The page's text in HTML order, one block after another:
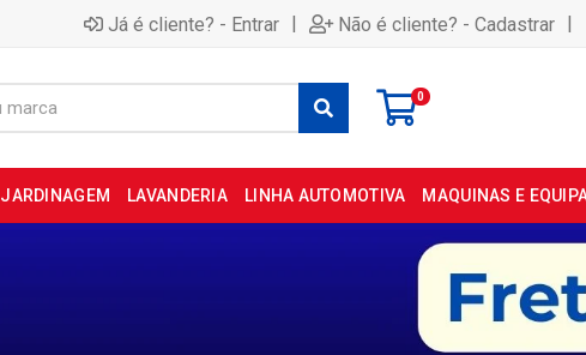
Já é cliente? - Entrar | Não é cliente? - Cadastrar |
0
JARDINAGEM LAVANDERIA LINHA AUTOMOTIVA MAQUINAS E